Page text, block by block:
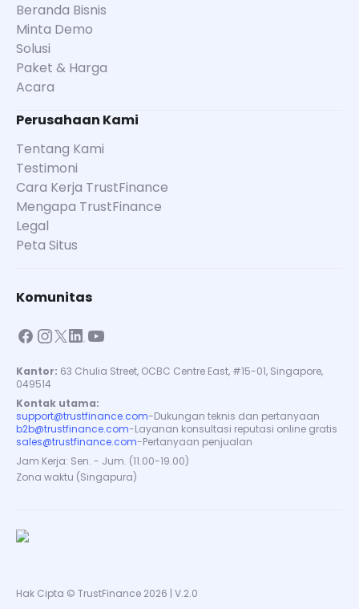
Beranda Bisnis
Minta Demo
Solusi
Paket & Harga
Acara
Perusahaan Kami
Tentang Kami
Testimoni
Cara Kerja TrustFinance
Mengapa TrustFinance
Legal
Peta Situs
Komunitas
Kantor: 63 Chulia Street, OCBC Centre East, #15-01, Singapore,
049514
Kontak utama:
support@trustfinance.com-Dukungan teknis dan pertanyaan
b2b@trustfinance.com-Layanan konsultasi reputasi online gratis
sales@trustfinance.com-Pertanyaan penjualan
Jam Kerja: Sen. - Jum. (11.00-19.00)
Zona waktu (Singapura)
Hak Cipta © TrustFinance 2026 | V.2.0